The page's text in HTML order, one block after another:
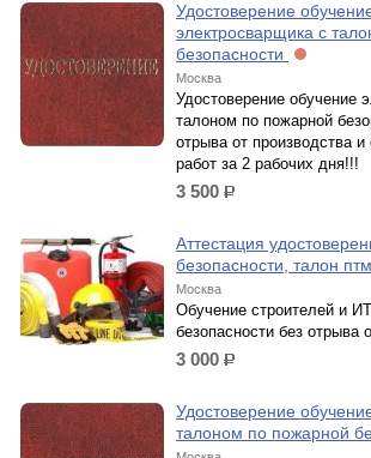
Удостоверение
электросварщика с
безопасности
Москва
Удостоверение обучение
талоном по пожарной
отрыва от производства и
работ за 2 рабочих дня!!!
3 500 р.
Аттестация
безопасности, талон птм
Москва
Обучение строителей и
безопасности без отрыва
3 000 р.
Удостоверение
талоном по пожарной